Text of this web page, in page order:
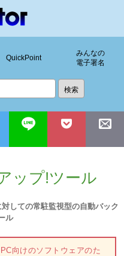
QuickPoint
みんなの
電子署名
ップ!ツール
しての常駐監視型の自動バック
ル
向けのソフトウェアのた